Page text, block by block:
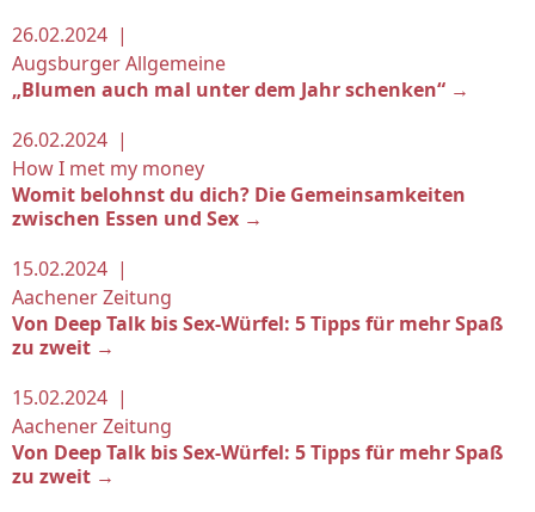
26.02.2024 |
Augsburger Allgemeine
„Blumen auch mal unter dem Jahr schenken“ →
26.02.2024 |
How I met my money
Womit belohnst du dich? Die Gemeinsamkeiten
zwischen Essen und Sex →
15.02.2024 |
Aachener Zeitung
Von Deep Talk bis Sex-Würfel: 5 Tipps für mehr Spaß
zu zweit →
15.02.2024 |
Aachener Zeitung
Von Deep Talk bis Sex-Würfel: 5 Tipps für mehr Spaß
zu zweit →